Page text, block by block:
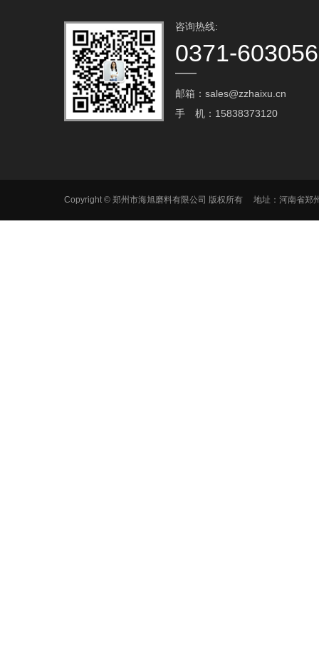
咨询热线:
0371-
邮箱：sales@zzhaixu.cn
手 机：15838373120
Copyright © 郑州市海旭磨料有限公司 版权所有 地址：河南省